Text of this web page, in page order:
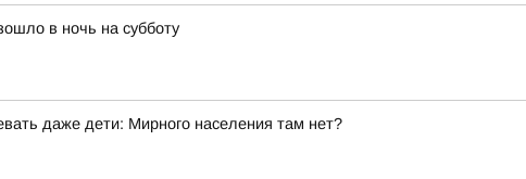
в ночь на субботу
даже дети: Мирного населения там нет?